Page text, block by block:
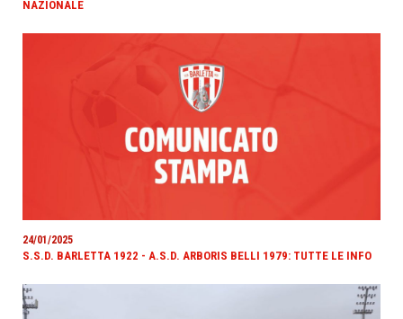
NAZIONALE
24/01/2025
S.S.D. BARLETTA 1922 - A.S.D. ARBORIS BELLI 1979: TUTTE LE INFO